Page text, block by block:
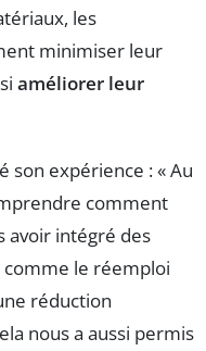
les
minimiser leur
améliorer leur
son expérience : « Au
comment
avoir intégré des
comme le réemploi
réduction
nous a aussi permis